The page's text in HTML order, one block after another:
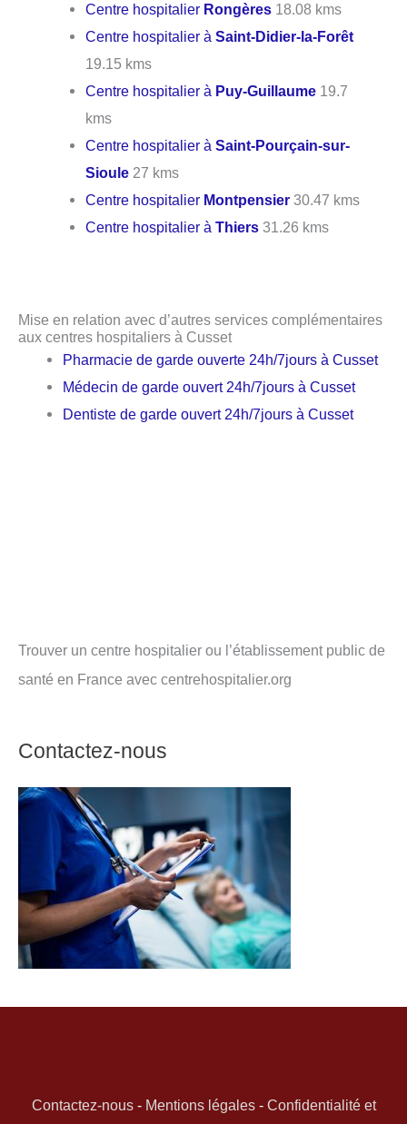
Centre hospitalier Rongères 18.08 kms
Centre hospitalier àSaint-Didier-la-Forêt
19.15 kms
Centre hospitalier à Puy-Guillaume 19.7
kms
Centre hospitalier àSaint-Pourçain-sur-
Sioule 27 kms
Centre hospitalier Montpensier 30.47 kms
Centre hospitalier àThiers 31.26 kms
Mise en relation avec d’autres services complémentaires
aux centres hospitaliers à Cusset
Pharmacie de garde ouverte 24h/7jours à Cusset
Médecin de garde ouvert 24h/7jours à Cusset
Dentiste de garde ouvert 24h/7jours à Cusset
Trouver un centre hospitalier ou l’établissement public de
santé en France avec centrehospitalier.org
Contactez-nous
Contactez-nous- Mentions légales- Confidentialité et